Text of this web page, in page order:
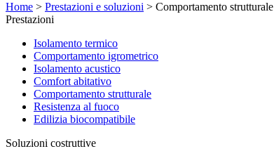
Home > Prestazioni e soluzioni > Comportamento strutturale
Prestazioni
Isolamento termico
Comportamento igrometrico
Isolamento acustico
Comfort abitativo
Comportamento strutturale
Resistenza al fuoco
Edilizia biocompatibile
Soluzioni costruttive